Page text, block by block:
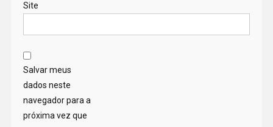
Site
Salvar meus
dados neste
navegador para a
próxima vez que